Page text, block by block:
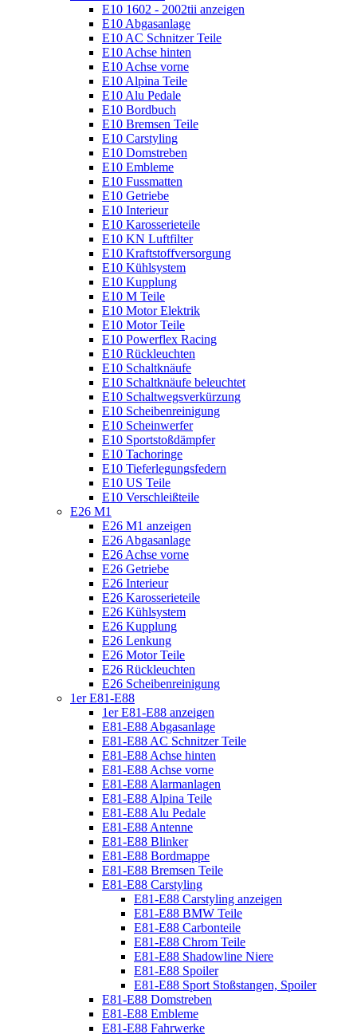
E10 1602 - 2002tii anzeigen
E10 Abgasanlage
E10 AC Schnitzer Teile
E10 Achse hinten
E10 Achse vorne
E10 Alpina Teile
E10 Alu Pedale
E10 Bordbuch
E10 Bremsen Teile
E10 Carstyling
E10 Domstreben
E10 Embleme
E10 Fussmatten
E10 Getriebe
E10 Interieur
E10 Karosserieteile
E10 KN Luftfilter
E10 Kraftstoffversorgung
E10 Kühlsystem
E10 Kupplung
E10 M Teile
E10 Motor Elektrik
E10 Motor Teile
E10 Powerflex Racing
E10 Rückleuchten
E10 Schaltknäufe
E10 Schaltknäufe beleuchtet
E10 Schaltwegsverkürzung
E10 Scheibenreinigung
E10 Scheinwerfer
E10 Sportstoßdämpfer
E10 Tachoringe
E10 Tieferlegungsfedern
E10 US Teile
E10 Verschleißteile
E26 M1
E26 M1 anzeigen
E26 Abgasanlage
E26 Achse vorne
E26 Getriebe
E26 Interieur
E26 Karosserieteile
E26 Kühlsystem
E26 Kupplung
E26 Lenkung
E26 Motor Teile
E26 Rückleuchten
E26 Scheibenreinigung
1er E81-E88
1er E81-E88 anzeigen
E81-E88 Abgasanlage
E81-E88 AC Schnitzer Teile
E81-E88 Achse hinten
E81-E88 Achse vorne
E81-E88 Alarmanlagen
E81-E88 Alpina Teile
E81-E88 Alu Pedale
E81-E88 Antenne
E81-E88 Blinker
E81-E88 Bordmappe
E81-E88 Bremsen Teile
E81-E88 Carstyling
E81-E88 Carstyling anzeigen
E81-E88 BMW Teile
E81-E88 Carbonteile
E81-E88 Chrom Teile
E81-E88 Shadowline Niere
E81-E88 Spoiler
E81-E88 Sport Stoßstangen, Spoiler
E81-E88 Domstreben
E81-E88 Embleme
E81-E88 Fahrwerke